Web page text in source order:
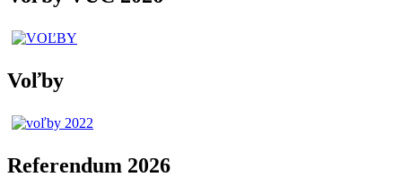
Voľby
Referendum 2026